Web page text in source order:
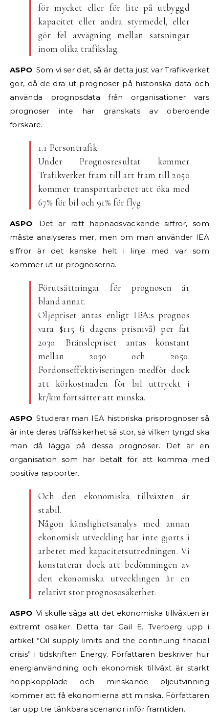
för mycket eller för lite på utbyggd
kapacitet eller andra styrmedel, eller
gör fel avvägning mellan satsningar
inom olika trafikslag.
ASPO: Som vi ser det, så är detta just var Trafikverket
gör, då de dra ut prognoser på historiska data och
använda prognosdata från organisationer vars
prognoser inte har granskats av oberoende
forskare.
1.1 Persontrafik
Under Prognosresultat kommer
Trafikverket fram till att fram till 2050
kommer transportarbetet att öka med
67% för bil och 91% för flyg.
ASPO: Det är rätt häpnadsväckande siffror, som
måste analyseras mer, men om man använder IEA
siffror är det kanske helt i linje med var som
kommer ut ur prognoserna.
Förutsättningar för prognosen är
bland annat.
Oljepriset antas enligt IEA:s prognos
vara $115 (i dagens prisnivå) per fat
2030. Bränslepriset antas konstant
mellan 2030 och 2050.
Fordonseffektiviseringen medför dock
att körkostnaden för bil uttryckt i
kr/km fortsätter att minska.
ASPO: Studerar man IEA historiska prisprognoser så
är inte deras träffsäkerhet så stor, så vilken tyngd ska
man då lägga på dessa prognoser. Det är en
organisation som har betalt för att komma med
positiva rapporter.
Och den ekonomiska tillväxten är
stabil.
Någon känslighetsanalys med annan
ekonomisk utveckling har inte gjorts i
arbetet med kapacitetsutredningen. Vi
konstaterar dock att bedömningen av
den ekonomiska utvecklingen är en
relativt stor prognososäkerhet.
ASPO: Vi skulle säga att det ekonomiska tillväxten är
extremt osäker. Detta tar Gail E. Tverberg upp i
artikel ”Oil supply limits and the continuing finacial
crisis” i tidskriften Energy. Författaren beskriver hur
energianvändning och ekonomisk tillväxt är starkt
hoppkopplade och minskande oljeutvinning
kommer att få ekonomierna att minska. Författaren
tar upp tre tänkbara scenarior inför framtiden.